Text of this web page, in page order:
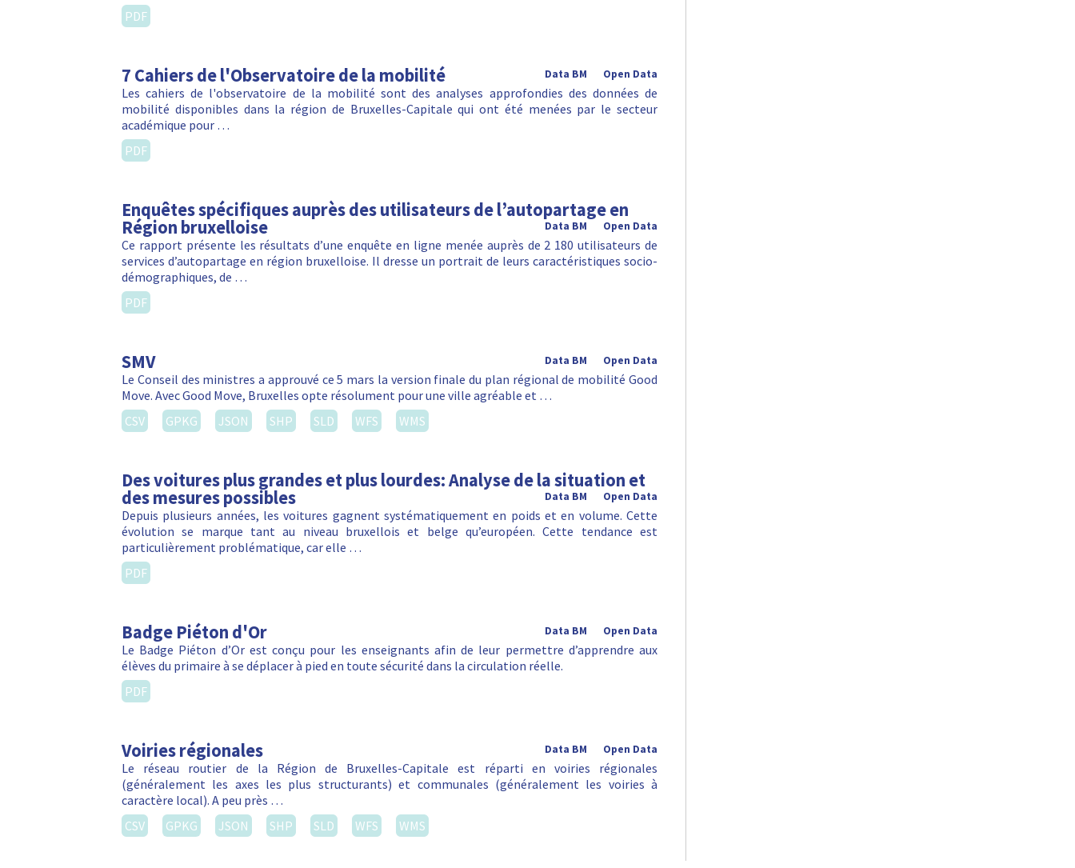
PDF
7 Cahiers de l'Observatoire de la mobilité Open Data
Data BM
Les cahiers de l'observatoire de la mobilité sont des analyses approfondies des données de
mobilité disponibles dans la région de Bruxelles-Capitale qui ont été menées par le secteur
académique pour …
PDF
Enquêtes spécifiques auprès des utilisateurs de l’autopartage en
Région bruxelloise Open Data
Data BM
Ce rapport présente les résultats d’une enquête en ligne menée auprès de 2 180 utilisateurs de
services d’autopartage en région bruxelloise. Il dresse un portrait de leurs caractéristiques socio-
démographiques, de …
PDF
SMV Open Data
Data BM
Le Conseil des ministres a approuvé ce 5 mars la version finale du plan régional de mobilité Good
Move. Avec Good Move, Bruxelles opte résolument pour une ville agréable et …
CSV
GPKG JSON SHP SLD WFS WMS
Des voitures plus grandes et plus lourdes: Analyse de la situation et
des mesures possibles Open Data
Data BM
Depuis plusieurs années, les voitures gagnent systématiquement en poids et en volume. Cette
évolution se marque tant au niveau bruxellois et belge qu’européen. Cette tendance est
particulièrement problématique, car elle …
PDF
Badge Piéton d'Or Open Data
Data BM
Le Badge Piéton d’Or est conçu pour les enseignants afin de leur permettre d’apprendre aux
élèves du primaire à se déplacer à pied en toute sécurité dans la circulation réelle.
PDF
Voiries régionales Open Data
Data BM
Le réseau routier de la Région de Bruxelles-Capitale est réparti en voiries régionales
(généralement les axes les plus structurants) et communales (généralement les voiries à
caractère local). A peu près …
CSV
GPKG JSON SHP SLD WFS WMS